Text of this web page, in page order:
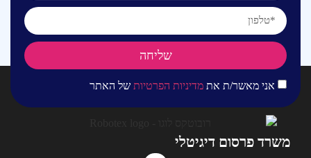
אני מאשר/ת את מדיניות הפרטיות של האתר
שליחה
משרד פרסום דיגיטלי